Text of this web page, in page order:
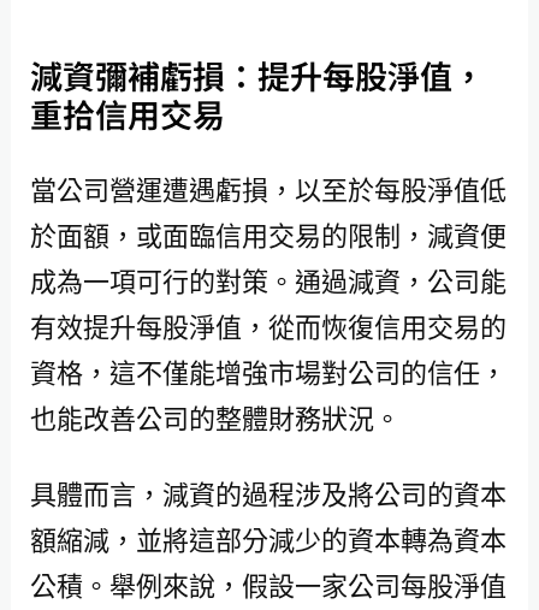
減資彌補虧損：提升每股淨值，
重拾信用交易
當公司營運遭遇虧損，以至於每股淨值低
於面額，或面臨信用交易的限制，減資便
成為一項可行的對策。通過減資，公司能
有效提升每股淨值，從而恢復信用交易的
資格，這不僅能增強市場對公司的信任，
也能改善公司的整體財務狀況。
具體而言，減資的過程涉及將公司的資本
額縮減，並將這部分減少的資本轉為資本
公積。舉例來說，假設一家公司每股淨值